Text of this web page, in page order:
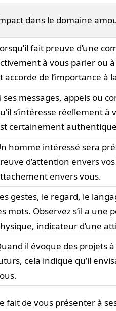
dans le domaine
fait preuve d’une
à vous parler ou à
accorde de l’importance à
ses messages, appels ou
s’intéresse réellement
certainement
homme intéressé sera
d’attention envers
envers vous.
gestes, le regard, le
mots. Observez s’il a une
indicateur d’une
il évoque des projets
cela indique qu’il
fait de vous présenter à